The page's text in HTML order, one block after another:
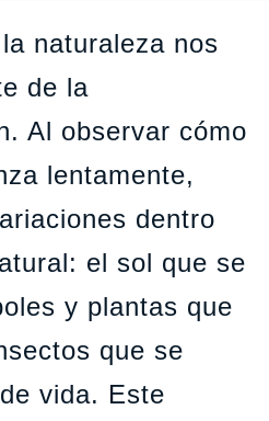
naturaleza nos
de la
Al observar cómo
lentamente,
dentro
el sol que se
y plantas que
que se
vida. Este